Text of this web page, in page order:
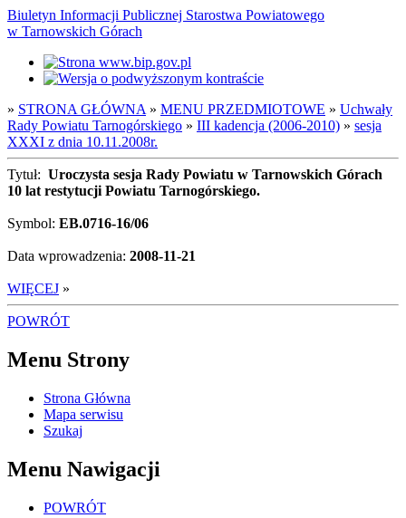
Biuletyn Informacji Publicznej Starostwa Powiatowego
w Tarnowskich Górach
» STRONA GŁÓWNA » MENU PRZEDMIOTOWE » Uchwały
Rady Powiatu Tarnogórskiego » III kadencja (2006-2010) » sesja
XXXI z dnia 10.11.2008r.
Tytuł: Uroczysta sesja Rady Powiatu w Tarnowskich Górach
10 lat restytucji Powiatu Tarnogórskiego.
Symbol: EB.0716-16/06
Data wprowadzenia: 2008-11-21
WIĘCEJ »
POWRÓT
Menu Strony
Strona Główna
Mapa serwisu
Szukaj
Menu Nawigacji
POWRÓT